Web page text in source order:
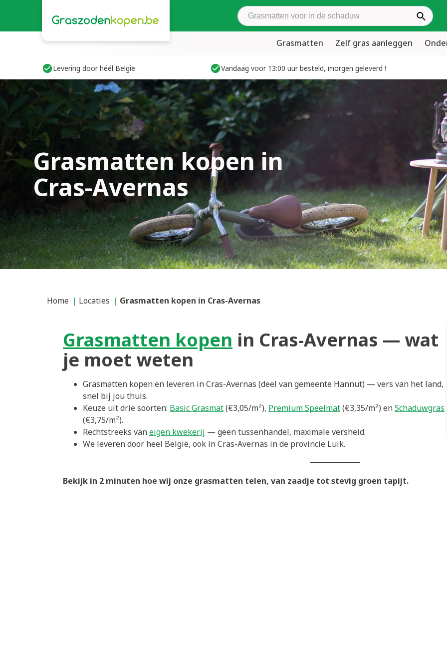
Zoek grasmatten
Grasmatten Zelf gras aanleggen
Levering door héél België Vandaag voor 13:00 uur besteld, morgen geleverd !
Grasmatten kopen in
Cras-Avernas
Home Locaties Grasmatten kopen in Cras-Avernas
Grasmatten kopen in Cras-Avernas — wat
je moet weten
Grasmatten kopen en leveren in Cras-Avernas (deel van gemeente Hannut) — vers van het land,
snel bij jou thuis.
Keuze uit drie soorten: Basic Grasmat(€3,05/m²), Premium Speelmat(€3,35/m²) enSchaduwgras
(€3,75/m²).
Rechtstreeks vaneigen kwekerij — geen tussenhandel, maximale versheid.
We leveren door heel België, ook in Cras-Avernas in de provincie Luik.
Bekijk in 2 minuten hoe wij onze grasmatten telen, van zaadje tot stevig groen tapijt.